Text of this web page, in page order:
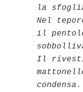
la
Nel
il
Il
condensa.